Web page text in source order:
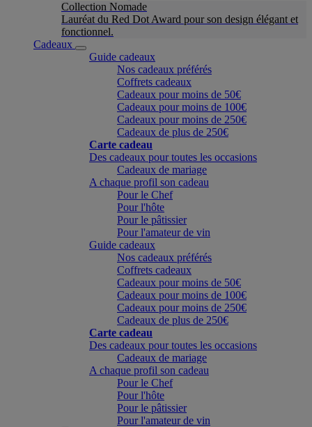
Collection Nomade
Lauréat du Red Dot Award pour son design élégant et
fonctionnel.
Cadeaux
Guide cadeaux
Nos cadeaux préférés
Coffrets cadeaux
Cadeaux pour moins de 50€
Cadeaux pour moins de 100€
Cadeaux pour moins de 250€
Cadeaux de plus de 250€
Carte cadeau
Des cadeaux pour toutes les occasions
Cadeaux de mariage
A chaque profil son cadeau
Pour le Chef
Pour l'hôte
Pour le pâtissier
Pour l'amateur de vin
Guide cadeaux
Nos cadeaux préférés
Coffrets cadeaux
Cadeaux pour moins de 50€
Cadeaux pour moins de 100€
Cadeaux pour moins de 250€
Cadeaux de plus de 250€
Carte cadeau
Des cadeaux pour toutes les occasions
Cadeaux de mariage
A chaque profil son cadeau
Pour le Chef
Pour l'hôte
Pour le pâtissier
Pour l'amateur de vin